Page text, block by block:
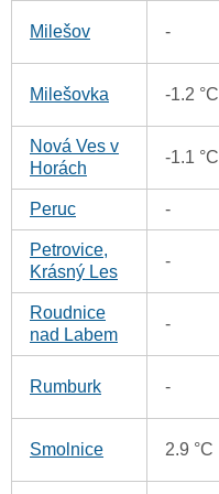
Milešov -
Milešovka -1.2 °C
Nová Ves v
Horách
-1.1 °C
Peruc -
Petrovice,
Krásný Les
-
Roudnice
nad Labem
-
Rumburk -
Smolnice 2.9 °C